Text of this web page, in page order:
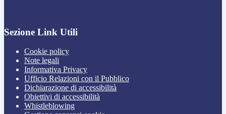
Sezione Link Utili
Cookie policy
Note legali
Informativa Privacy
Ufficio Relazioni con il Pubblico
Dichiarazione di accessibilità
Obiettivi di accessibilità
Whistleblowing